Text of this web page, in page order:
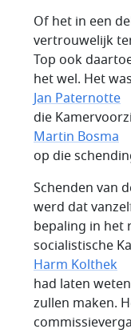
Of het in een
vertrouwelijk
Top ook
het wel. Het
Jan Paternotte
die
Martin Bosma
op die
Schenden van
werd dat
bepaling in het
socialistische
Harm Kolthek
had laten
zullen maken.